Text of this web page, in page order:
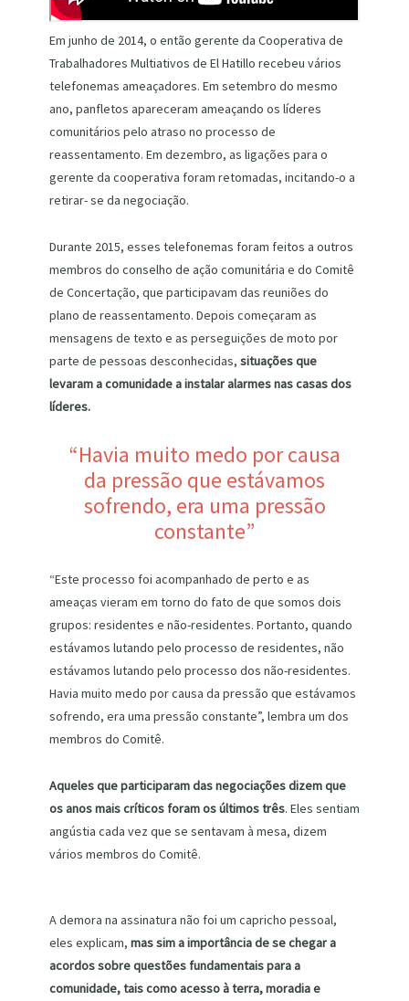
Em junho de 2014, o então gerente da Cooperativa de
Trabalhadores Multiativos de El Hatillo recebeu vários
telefonemas ameaçadores. Em setembro do mesmo
ano, panfletos apareceram ameaçando os líderes
comunitários pelo atraso no processo de
reassentamento. Em dezembro, as ligações para o
gerente da cooperativa foram retomadas, incitando-o a
retirar- se da negociação.
Durante 2015, esses telefonemas foram feitos a outros
membros do conselho de ação comunitária e do Comitê
de Concertação, que participavam das reuniões do
plano de reassentamento. Depois começaram as
mensagens de texto e as perseguições de moto por
parte de pessoas desconhecidas, situações que
levaram a comunidade a instalar alarmes nas casas dos
líderes.
“Havia muito medo por causa
da pressão que estávamos
sofrendo, era uma pressão
constante”
“Este processo foi acompanhado de perto e as
ameaças vieram em torno do fato de que somos dois
grupos: residentes e não-residentes. Portanto, quando
estávamos lutando pelo processo de residentes, não
estávamos lutando pelo processo dos não-residentes.
Havia muito medo por causa da pressão que estávamos
sofrendo, era uma pressão constante”, lembra um dos
membros do Comitê.
Aqueles que participaram das negociações dizem que
os anos mais críticos foram os últimos três. Eles sentiam
angústia cada vez que se sentavam à mesa, dizem
vários membros do Comitê.
A demora na assinatura não foi um capricho pessoal,
eles explicam, mas sim a importância de se chegar a
acordos sobre questões fundamentais para a
comunidade, tais como acesso à terra, moradia e